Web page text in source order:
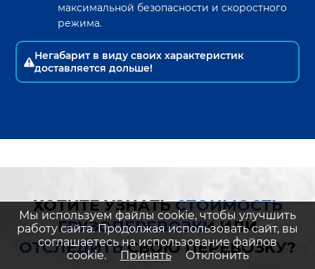
максимальной безопасности и скоростного
режима.
Негабарит в виду своих характеристик
доставляется дольше!
ХОТИТЕ УЗНАТЬСТОИМОСТЬ
ГРУЗОПЕРЕВОЗКИИЛИ
ОТСЛЕДИТЬСВОЮ ПЕРЕВОЗКУ?
Мы используем файлы cookie, чтобы улучшить
работу сайта. Продолжая использовать сайт, вы
соглашаетесь на использование файлов
cookie.
Принять Отклонить